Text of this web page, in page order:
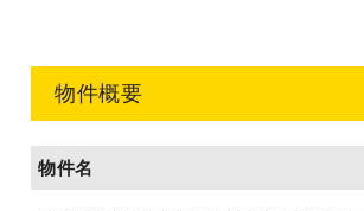
物件概要
物件名